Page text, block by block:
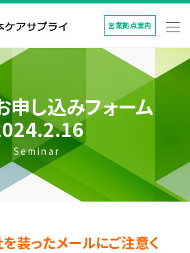
営業拠点案内
申し込みフォーム
Seminar
を装ったメールにご注意く